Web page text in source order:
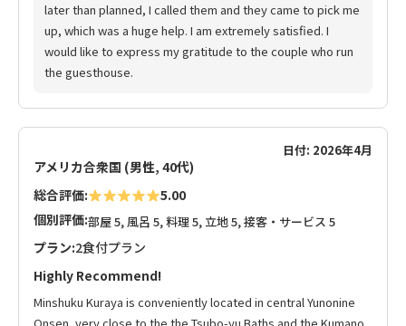
later than planned, I called them and they came to pick me
up, which was a huge help. I am extremely satisfied. I
would like to express my gratitude to the couple who run
the guesthouse.
日付: 2026年4月
アメリカ合衆国 (男性, 40代)
総合評価:
5.00
個別評価:部屋 5, 風呂 5, 料理 5, 立地 5, 接客・サービス 5
プラン:2食付プラン
Highly Recommend!
Minshuku Kuraya is conveniently located in central Yunonine